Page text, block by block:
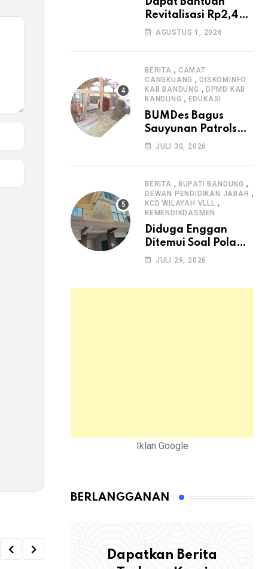
Revitalisasi Rp2,4
Miliar, SMPN 1
Masyarakat Sambut
Antusias
AGUSTUS 1, 2026
BERITA , CAMAT
CANGKUANG ,DISKOMINFO
KAB BANDUNG , DPMD KAB
BANDUNG , EDUKASI
BUMDes Bagus
Sauyunan Patrolsari
Alokasikan 20
untuk Ketahanan
Pangan Hewani dan
Nabati
JULI 30, 2026
BERITA , BUPATI BANDUNG ,
DEWAN PENDIDIKAN JABAR ,
KCD WILAYAH VLLL ,
KEMENDIKDASMEN
Diduga Enggan
Ditemui Soal Pola
SPMB, Kepsek SMAN
JULI 29, 2026
Iklan Google
BERLANGGANAN
Dapatkan Berita